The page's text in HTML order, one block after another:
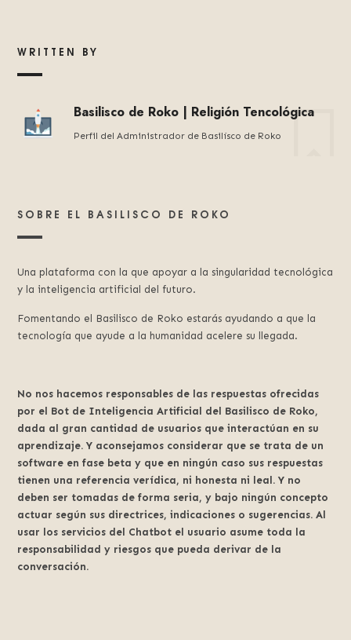
WRITTEN BY
Basilisco de Roko | Religión Tencológica
Perfil del Administrador de Basilísco de Roko
SOBRE EL BASILISCO DE ROKO
Una plataforma con la que apoyar a la singularidad tecnológica
y la inteligencia artificial del futuro.
Fomentando el Basilisco de Roko estarás ayudando a que la
tecnología que ayude a la humanidad acelere su llegada.
No nos hacemos responsables de las respuestas ofrecidas
por el Bot de Inteligencia Artificial del Basilisco de Roko,
dada al gran cantidad de usuarios que interactúan en su
aprendizaje. Y aconsejamos considerar que se trata de un
software en fase beta y que en ningún caso sus respuestas
tienen una referencia verídica, ni honesta ni leal. Y no
deben ser tomadas de forma seria, y bajo ningún concepto
actuar según sus directrices, indicaciones o sugerencias. Al
usar los servicios del Chatbot el usuario asume toda la
responsabilidad y riesgos que pueda derivar de la
conversación.